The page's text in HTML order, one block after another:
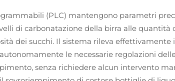
(PLC) mantengono parametri
di carbonatazione della birra alle
dei succhi. Il sistema rileva
le necessarie regolazioni
senza richiedere alcun intervento